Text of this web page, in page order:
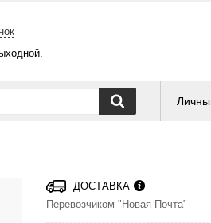
ДОСТАВКА
Перевозчиком "Новая Почта"